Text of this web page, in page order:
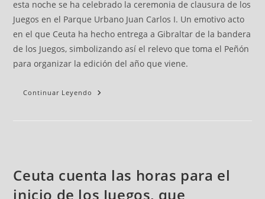
esta noche se ha celebrado la ceremonia de clausura de los
Juegos en el Parque Urbano Juan Carlos I. Un emotivo acto
en el que Ceuta ha hecho entrega a Gibraltar de la bandera
de los Juegos, simbolizando así el relevo que toma el Peñón
para organizar la edición del año que viene.
Continuar Leyendo
Ceuta cuenta las horas para el
inicio de los Juegos, que